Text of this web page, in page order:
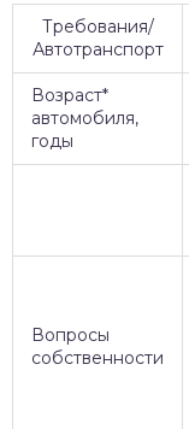
Требования/
Автотранспорт
Возраст*
автомобиля,
годы
Вопросы
собственности